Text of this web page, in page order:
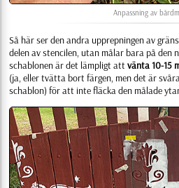
Anpassning av
Så här ser den andra upprepningen av
delen av stencilen, utan målar bara på den
schablonen är det lämpligt attvänta 10-15
(ja, eller tvätta bort färgen, men det är
schablon) för att inte fläcka den målade